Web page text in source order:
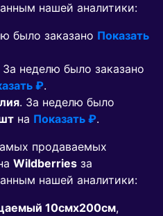
нашей аналитики:
было заказано Показать
За неделю было заказано
₽.
. За неделю было
на Показать ₽.
продаваемых
Wildberries за
нашей аналитики:
10смх200см,